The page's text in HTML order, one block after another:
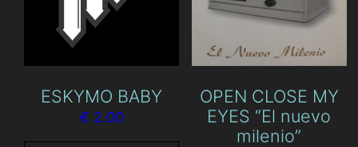
ESKYMO BABY
€ 2.00
OPEN CLOSE MY
EYES “El nuevo
milenio”